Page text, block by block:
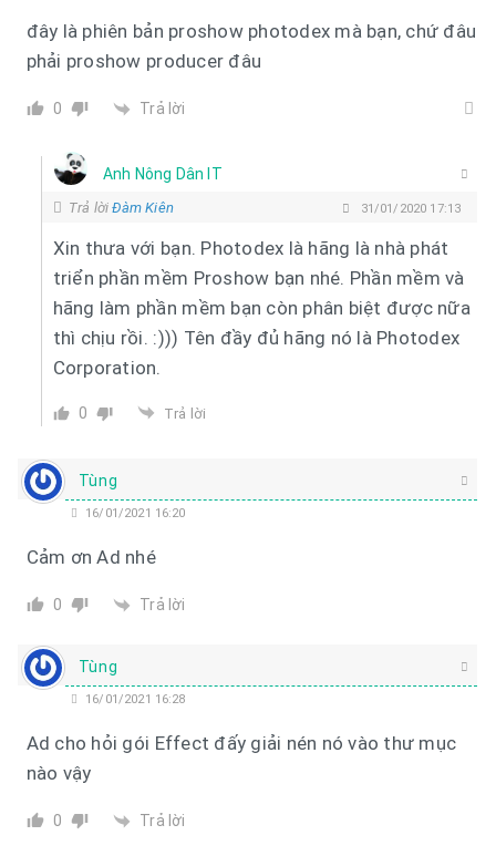
đây là phiên bản proshow photodex mà bạn, chứ đâu
phải proshow producer đâu
0 Trả lời
Anh Nông Dân IT
Trả lờiĐàm Kiên 31/01/2020 17:13
Xin thưa với bạn. Photodex là hãng là nhà phát
triển phần mềm Proshow bạn nhé. Phần mềm và
hãng làm phần mềm bạn còn phân biệt được nữa
thì chịu rồi. :))) Tên đầy đủ hãng nó là Photodex
Corporation.
0 Trả lời
Tùng
16/01/2021 16:20
Cảm ơn Ad nhé
0 Trả lời
Tùng
16/01/2021 16:28
Ad cho hỏi gói Effect đấy giải nén nó vào thư mục
nào vậy
0 Trả lời